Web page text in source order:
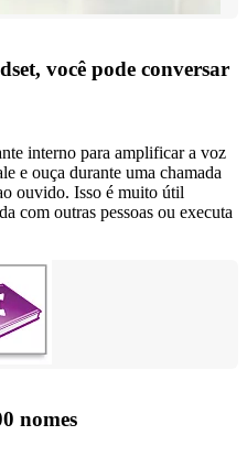
você pode conversar
interno para amplificar a voz
e ouça durante uma chamada
ouvido. Isso é muito útil
com outras pessoas ou executa
nomes